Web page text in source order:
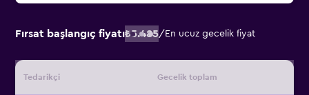
Fırsat başlangıç fiyatı₺5.485/ En ucuz gecelik fiyat
Tedarikçi Gecelik toplam